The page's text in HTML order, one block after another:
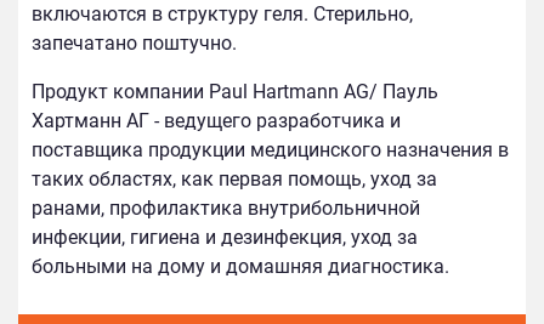
включаются в структуру геля. Стерильно,
запечатано поштучно.
Продукт компании Paul Hartmann AG/ Пауль
Хартманн АГ - ведущего разработчика и
поставщика продукции медицинского назначения в
таких областях, как первая помощь, уход за
ранами, профилактика внутрибольничной
инфекции, гигиена и дезинфекция, уход за
больными на дому и домашняя диагностика.